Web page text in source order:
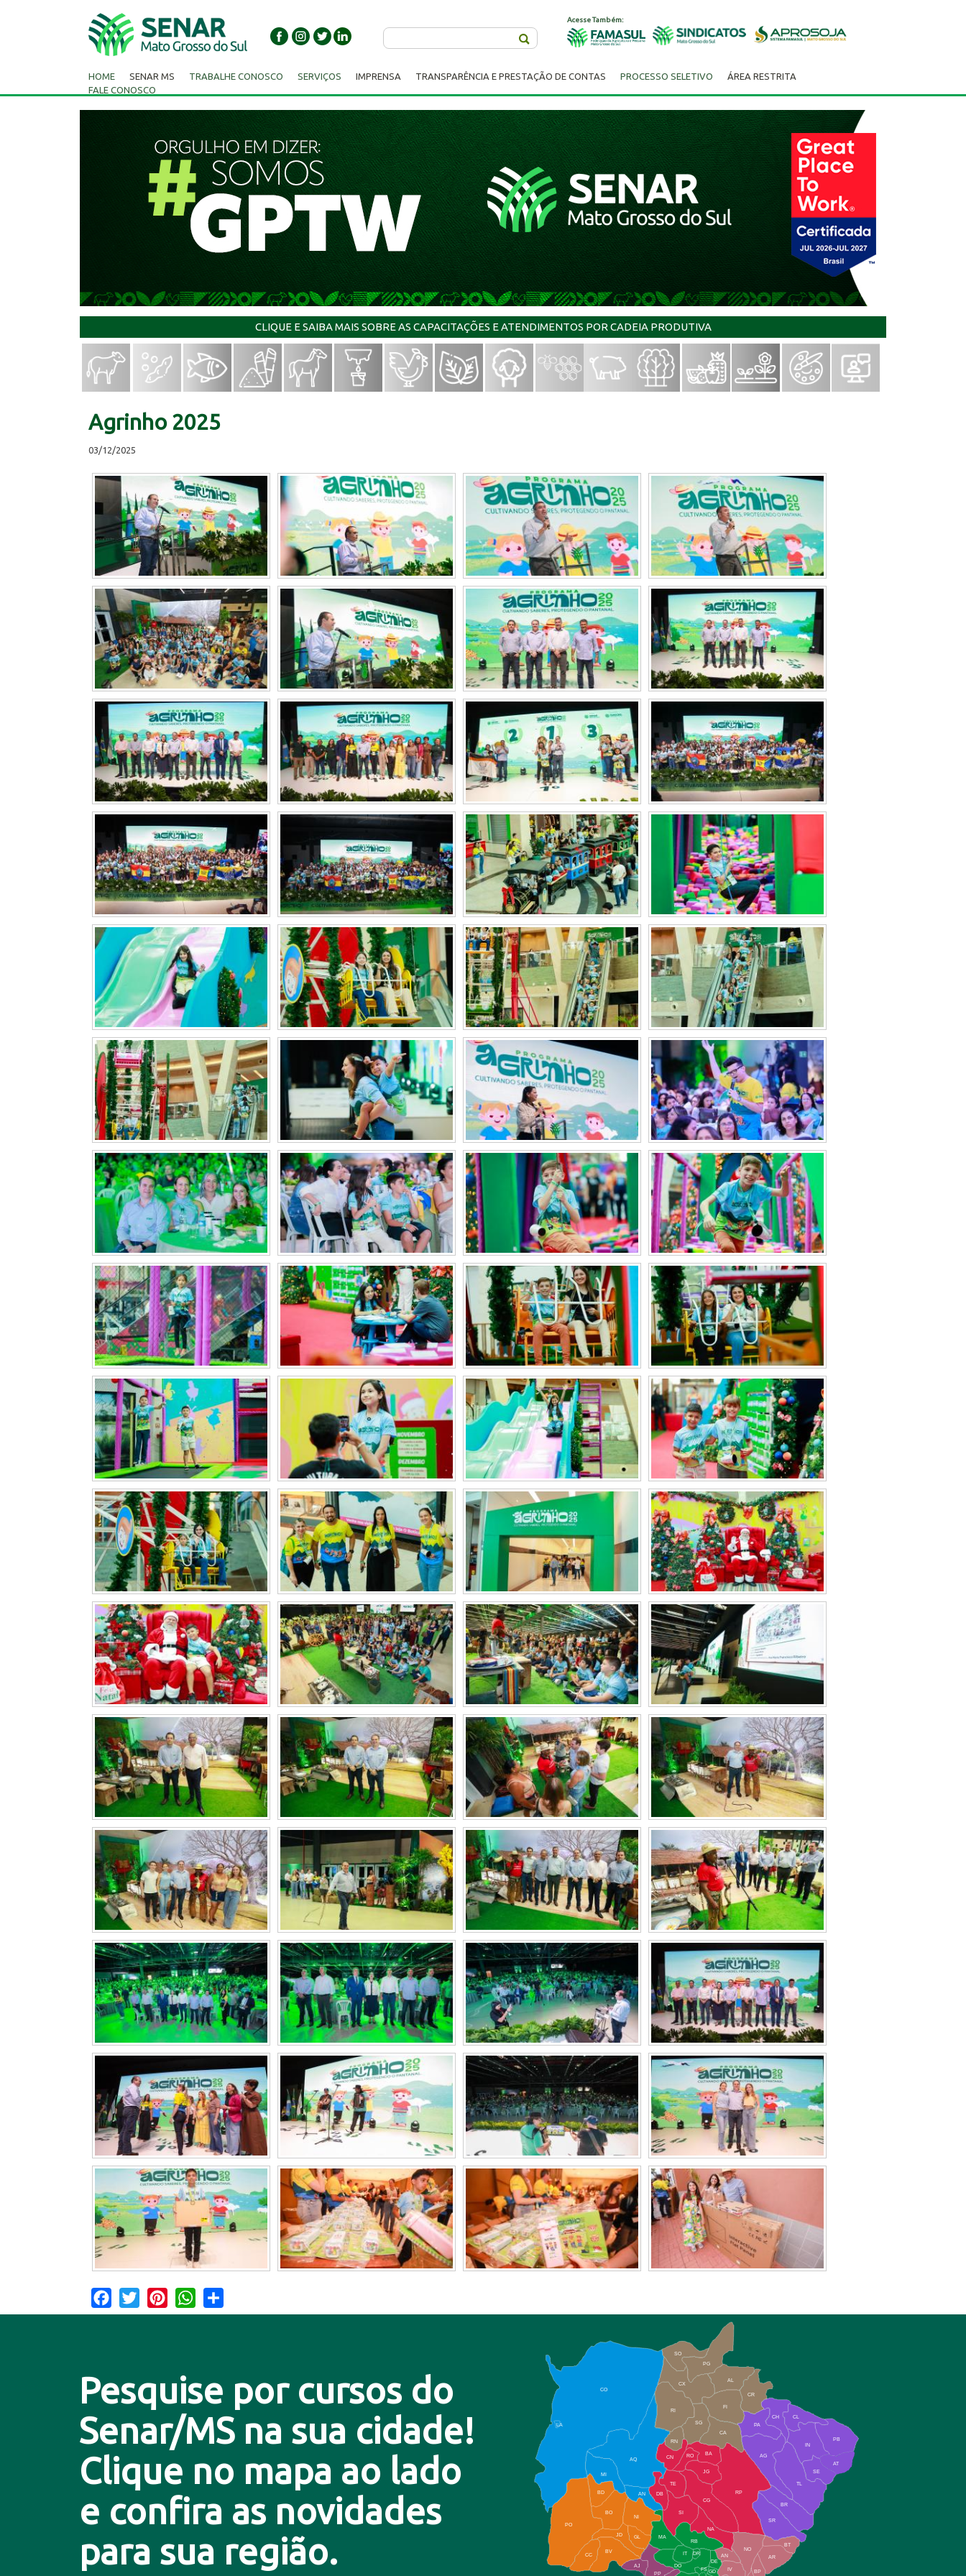
Acesse Também:
HOME SENAR MS TRABALHE CONOSCO SERVIÇOS IMPRENSA TRANSPARÊNCIA E PRESTAÇÃO DE CONTAS PROCESSO SELETIVO
ÁREA RESTRITA
FALE CONOSCO
CLIQUE E SAIBA MAIS SOBRE AS CAPACITAÇÕES E ATENDIMENTOS POR CADEIA PRODUTIVA
Agrinho 2025
03/12/2025
Facebook
Twitter PinterestWhatsApp
Pesquise por cursos do
Senar/MS na sua cidade!
Clique no mapa ao lado
e confira as novidades
para sua região.
CO
AQ
MI
AN
CX
RI
AL
CR
FI
SG
BA
CA
PA
CH CL
PB
SE
TL
AG
BR
SR
BT
AR
RP
RO
JG
CG
SI
NA
RB
MA
IT
DR
DO
BD
BO
NI
JD
PO
BV
CC
PP
AJ
DB
TE
IN
NO
BP
RN
CN
GL
AN
IV
FS GD
DE
AT
PG
SO
LA